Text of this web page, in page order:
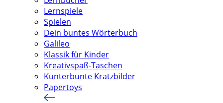
Lernspiele
Spielen
Dein buntes Wörterbuch
Galileo
Klassik für Kinder
Kreativspaß-Taschen
Kunterbunte Kratzbilder
Papertoys